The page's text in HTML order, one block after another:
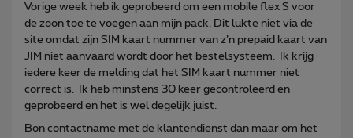
Vorige week heb ik geprobeerd om een mobile flex S voor
de zoon toe te voegen aan mijn pack. Dit lukte niet via de
site omdat zijn SIM kaart nummer van z’n prepaid kaart van
JIM niet aanvaard wordt door het bestelsysteem. Ik krijg
iedere keer de melding dat het SIM kaart nummer niet
correct is. Ik heb minstens 30 keer gecontroleerd en
geprobeerd en het is wel degelijk juist.
Bon contactname met de klantendienst dan maar om het